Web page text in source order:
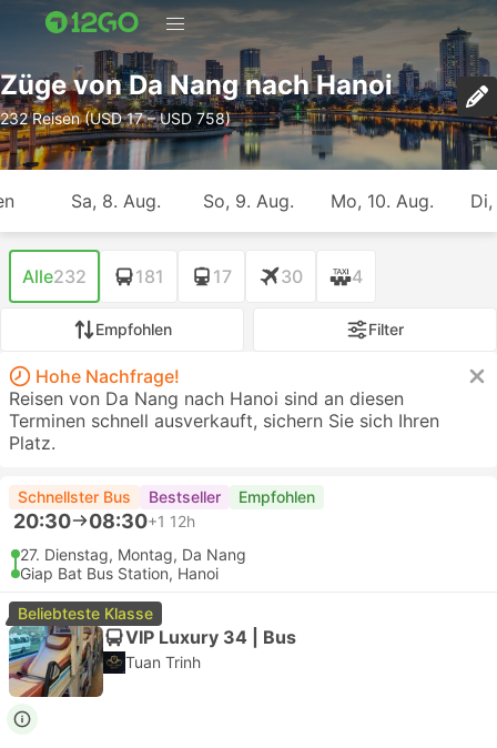
Züge von Da Nang nach Hanoi
232 Reisen (USD 17 – USD 758)
Sa, 8. Aug. So, 9. Aug. Mo, 10. Aug. Di,
Alle232 181 17 30 4
Empfohlen Filter
Hohe Nachfrage!
Reisen von Da Nang nach Hanoi sind an diesen
Terminen schnell ausverkauft, sichern Sie sich Ihren
Platz.
Schnellster Bus Bestseller Empfohlen
20:30 08:30+1 12h
27. Dienstag, Montag, Da Nang
Giap Bat Bus Station, Hanoi
Beliebteste Klasse
VIP Luxury 34 | Bus
Tuan Trinh